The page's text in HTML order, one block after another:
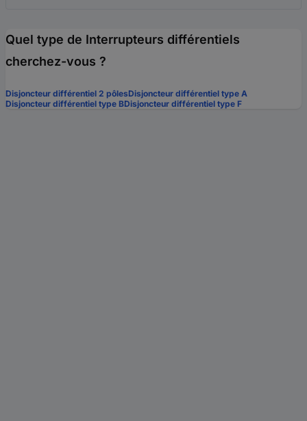
Quel type de Interrupteurs différentiels
cherchez-vous ?
Disjoncteur différentiel 2 pôlesDisjoncteur différentiel type A
Disjoncteur différentiel type BDisjoncteur différentiel type F